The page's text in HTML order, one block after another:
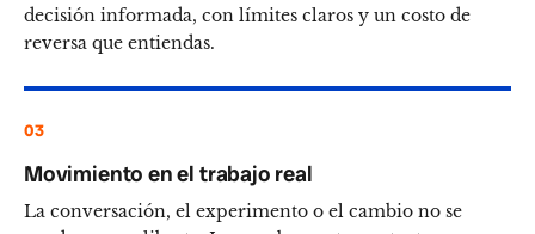
decisión informada, con límites claros y un costo de
reversa que entiendas.
03
Movimiento en el trabajo real
La conversación, el experimento o el cambio no se